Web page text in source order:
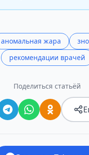
аномальная жара
рекомендации врачей
Поделиться статьёй